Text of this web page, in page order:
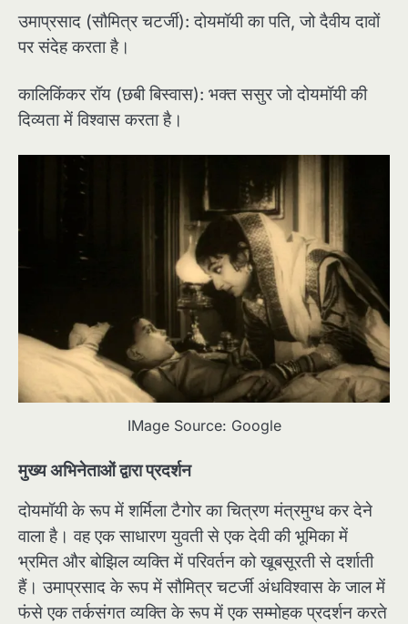
उमाप्रसाद (सौमित्र चटर्जी): दोयमॉयी का पति, जो दैवीय दावों
पर संदेह करता है।
कालिकिंकर रॉय (छबी बिस्वास): भक्त ससुर जो दोयमॉयी की
दिव्यता में विश्वास करता है।
IMage Source: Google
मुख्य अभिनेताओं द्वारा प्रदर्शन
दोयमॉयी के रूप में शर्मिला टैगोर का चित्रण मंत्रमुग्ध कर देने
वाला है। वह एक साधारण युवती से एक देवी की भूमिका में
भ्रमित और बोझिल व्यक्ति में परिवर्तन को खूबसूरती से दर्शाती
हैं। उमाप्रसाद के रूप में सौमित्र चटर्जी अंधविश्वास के जाल में
फंसे एक तर्कसंगत व्यक्ति के रूप में एक सम्मोहक प्रदर्शन करते